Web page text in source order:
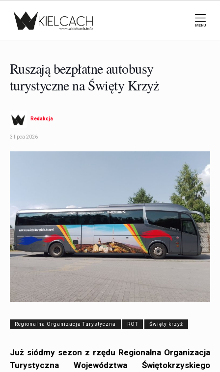
MENU
Ruszają bezpłatne autobusy
turystyczne na Święty Krzyż
Redakcja
3 lipca 2026
Regionalna Organizacja Turystyczna ROT Święty krzyż
Już siódmy sezon z rzędu Regionalna Organizacja
Turystyczna Województwa Świętokrzyskiego